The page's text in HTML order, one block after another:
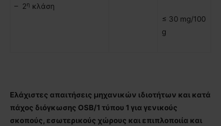
– 2η κλάση
≤ 30 mg/100
g
Ελάχιστες απαιτήσεις μηχανικών ιδιοτήτων και κατά
πάχος διόγκωσης OSB/1 τύπου 1 για γενικούς
σκοπούς, εσωτερικούς χώρους και επιπλοποιία και